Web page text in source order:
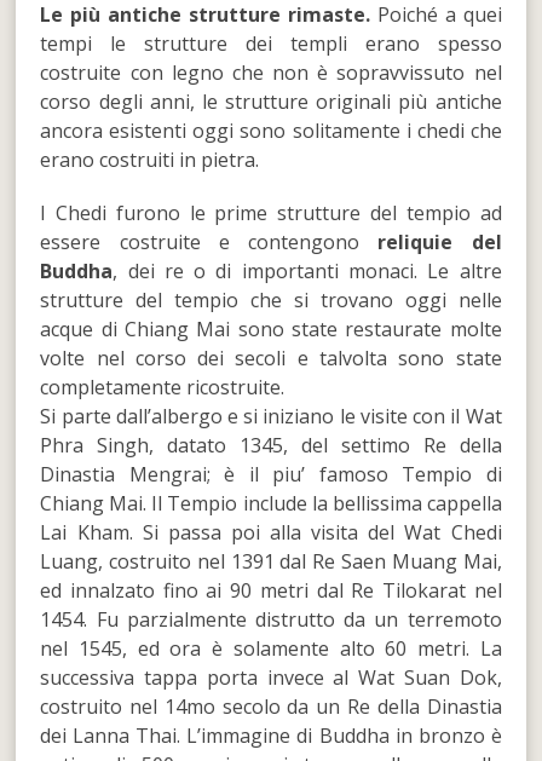
Le più antiche strutture rimaste.Poiché a quei
tempi le strutture dei templi erano spesso
costruite con legno che non è sopravvissuto nel
corso degli anni, le strutture originali più antiche
ancora esistenti oggi sono solitamente i chedi che
erano costruiti in pietra.
I Chedi furono le prime strutture del tempio ad
essere costruite e contengono reliquie del
Buddha, dei re o di importanti monaci. Le altre
strutture del tempio che si trovano oggi nelle
acque di Chiang Mai sono state restaurate molte
volte nel corso dei secoli e talvolta sono state
completamente ricostruite.
Si parte dall’albergo e si iniziano le visite con il Wat
Phra Singh, datato 1345, del settimo Re della
Dinastia Mengrai; è il piu’ famoso Tempio di
Chiang Mai. Il Tempio include la bellissima cappella
Lai Kham. Si passa poi alla visita del Wat Chedi
Luang, costruito nel 1391 dal Re Saen Muang Mai,
ed innalzato fino ai 90 metri dal Re Tilokarat nel
1454. Fu parzialmente distrutto da un terremoto
nel 1545, ed ora è solamente alto 60 metri. La
successiva tappa porta invece al Wat Suan Dok,
costruito nel 14mo secolo da un Re della Dinastia
dei Lanna Thai. L’immagine di Buddha in bronzo è